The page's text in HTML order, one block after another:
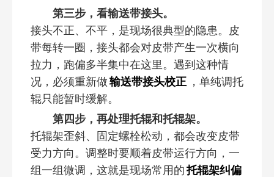
第三步，看输送带接头。
接头不正、不平，是现场很典型的隐患。皮
带每转一圈，接头都会对皮带产生一次横向
拉力，跑偏多半集中在这里。遇到这种情
况，必须重新做 输送带接头校正 ，单纯调托
辊只能暂时缓解。
第四步，再处理托辊和托辊架。
托辊架歪斜、固定螺栓松动，都会改变皮带
受力方向。调整时要顺着皮带运行方向，一
组一组微调，这就是现场常用的托辊架纠偏